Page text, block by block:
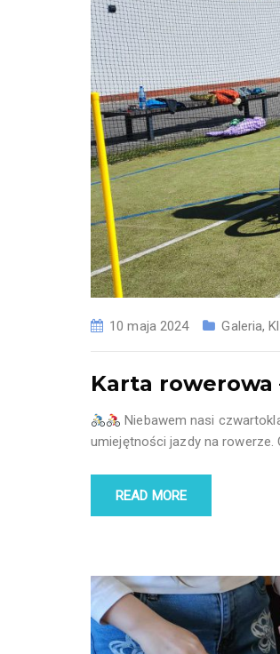
10 maja 2024 Galeria,
Karta rowerowa
Niebawem nasi
umiejętności jazdy na
READ MORE